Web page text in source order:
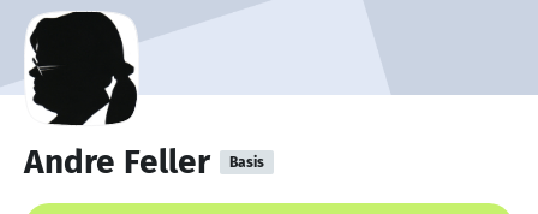
Andre Feller Basis